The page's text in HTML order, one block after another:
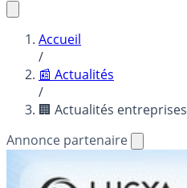
Accueil
/
📰 Actualités
/
🏢 Actualités entreprises
Annonce partenaire